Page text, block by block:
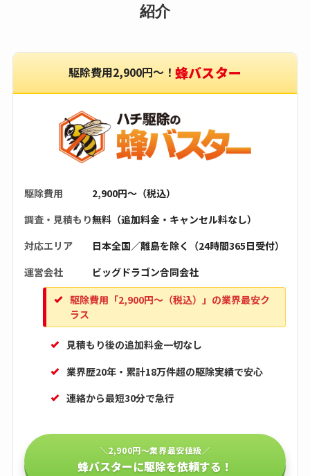
紹介
駆除費用2,900円〜！ 蜂バスター
駆除費用
2,900円〜（税込）
調査・見積もり無料（追加料金・キャンセル料なし）
対応エリア
日本全国／離島を除く（24時間365日受付）
運営会社
ビッグドラゴン合同会社
駆除費用「2,900円〜（税込）」の業界最安ク
ラス
見積もり後の追加料金一切なし
業界歴20年・累計18万件超の駆除実績で安心
連絡から最短30分で急行
＼2,900円〜業界最安値級／
蜂バスターに駆除を依頼する！